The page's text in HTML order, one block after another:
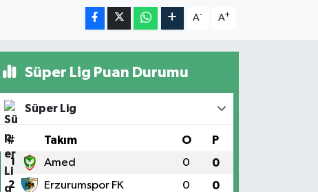
A- A+
Süper Lig Puan Durumu
Süper Lig
# Takım O P
1 Amed 0 0
2 Erzurumspor FK 0 0